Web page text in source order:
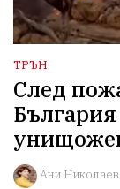
ТРЪН
След
Ани